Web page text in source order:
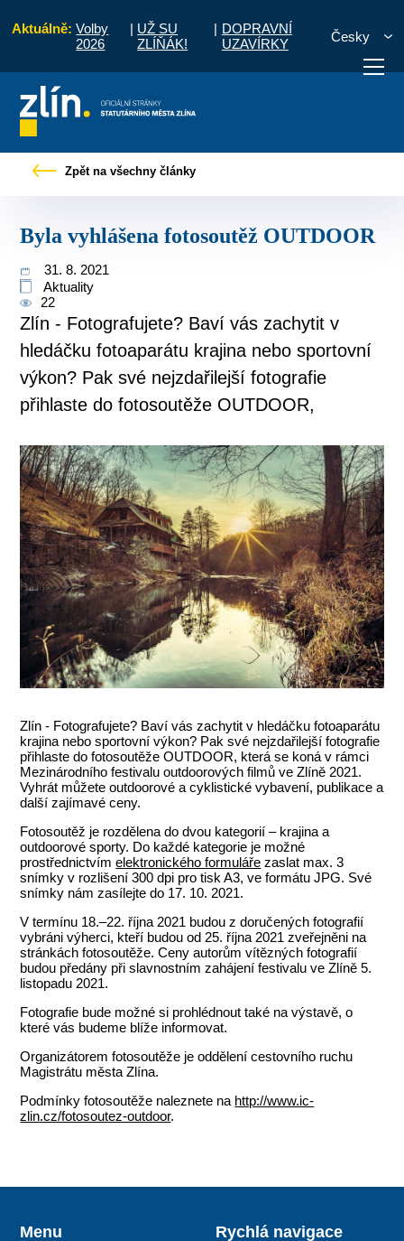
Aktuálně: Volby
2026
| UŽ SU
ZLÍŇÁK!
| DOPRAVNÍ
UZAVÍRKY
Česky
vyřídit Potřebuji zaplatit
Zpět na všechny články
Byla vyhlášena fotosoutěž OUTDOOR
31. 8. 2021
Aktuality
22
Zlín - Fotografujete? Baví vás zachytit v
hledáčku fotoaparátu krajina nebo sportovní
výkon? Pak své nejzdařilejší fotografie
přihlaste do fotosoutěže OUTDOOR,
Zlín - Fotografujete? Baví vás zachytit v hledáčku fotoaparátu
krajina nebo sportovní výkon? Pak své nejzdařilejší fotografie
přihlaste do fotosoutěže OUTDOOR, která se koná v rámci
Mezinárodního festivalu outdoorových filmů ve Zlíně 2021.
Vyhrát můžete outdoorové a cyklistické vybavení, publikace a
další zajímavé ceny.
Fotosoutěž je rozdělena do dvou kategorií – krajina a
outdoorové sporty. Do každé kategorie je možné
prostřednictvímelektronického formuláře zaslat max. 3
snímky v rozlišení 300 dpi pro tisk A3, ve formátu JPG. Své
snímky nám zasílejte do 17. 10. 2021.
V termínu 18.–22. října 2021 budou z doručených fotografií
vybráni výherci, kteří budou od 25. října 2021 zveřejněni na
stránkách fotosoutěže. Ceny autorům vítězných fotografií
budou předány při slavnostním zahájení festivalu ve Zlíně 5.
listopadu 2021.
Fotografie bude možné si prohlédnout také na výstavě, o
které vás budeme blíže informovat.
Organizátorem fotosoutěže je oddělení cestovního ruchu
Magistrátu města Zlína.
Podmínky fotosoutěže naleznete na http://www.ic-
zlin.cz/fotosoutez-outdoor.
Menu Rychlá navigace